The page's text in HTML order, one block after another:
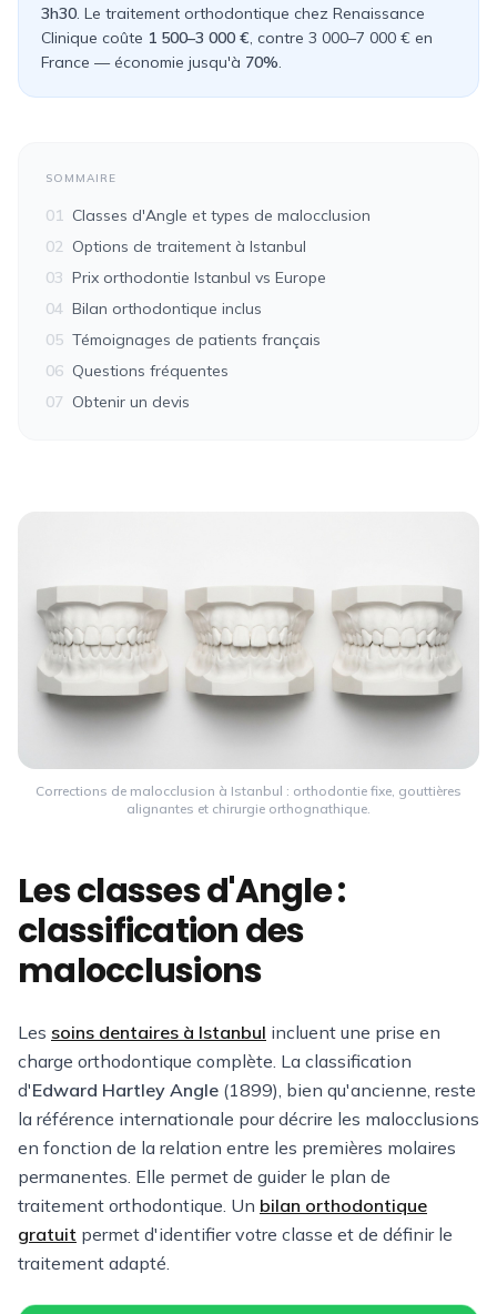
3h30. Le traitement orthodontique chez Renaissance
Clinique coûte 1 500–3 000 €, contre 3 000–7 000 € en
France — économie jusqu'à 70%.
SOMMAIRE
01 Classes d'Angle et types de malocclusion
02 Options de traitement à Istanbul
03 Prix orthodontie Istanbul vs Europe
04 Bilan orthodontique inclus
05 Témoignages de patients français
06 Questions fréquentes
07 Obtenir un devis
Corrections de malocclusion à Istanbul : orthodontie fixe, gouttières
alignantes et chirurgie orthognathique.
Les classes d'Angle :
classification des
malocclusions
Les soins dentaires à Istanbul incluent une prise en
charge orthodontique complète. La classification
d'Edward Hartley Angle (1899), bien qu'ancienne, reste
la référence internationale pour décrire les malocclusions
en fonction de la relation entre les premières molaires
permanentes. Elle permet de guider le plan de
traitement orthodontique. Un bilan orthodontique
gratuit permet d'identifier votre classe et de définir le
traitement adapté.